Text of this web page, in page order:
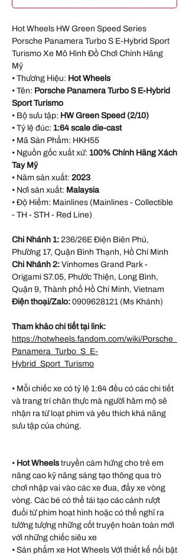
Hot Wheels HW Green Speed Series
Porsche Panamera Turbo S E-Hybrid Sport
Turismo Xe Mô Hình Đồ Chơi Chính Hãng
Mỹ
• Thương Hiệu: Hot Wheels
• Tên: Porsche Panamera Turbo S E-Hybrid
Sport Turismo
• Bộ sưu tập: HW Green Speed (2/10)
• Tỷ lệ đúc: 1:64 scale die-cast
• Mã Sản Phẩm: HKH55
• Nguồn gốc xuất xứ: 100% Chính Hãng Xách
Tay Mỹ
• Năm sản xuất: 2023
• Nơi sản xuất: Malaysia
• Độ Hiếm: Mainlines (Mainlines - Collectible
- TH - STH - Red Line)
Chi Nhánh 1: 236/26E Điện Biên Phủ,
Phường 17, Quận Bình Thạnh, Hồ Chí Minh
Chi Nhánh 2: Vinhomes Grand Park -
Origami S7.05, Phước Thiện, Long Bình,
Quận 9, Thành phố Hồ Chí Minh, Vietnam
Điện thoại/Zalo: 0909628121 (Ms Khánh)
Tham khảo chi tiết tại link:
https://hotwheels.fandom.com/wiki/Porsche_
Panamera_Turbo_S_E-
Hybrid_Sport_Turismo
• Mỗi chiếc xe có tỷ lệ 1:64 đều có các chi tiết
và trang trí chân thực mà người hâm mộ sẽ
nhận ra từ loạt phim và yêu thích khả năng
sưu tập của chúng.
• Hot Wheelstruyền cảm hứng cho trẻ em
nâng cao kỹ năng sáng tạo thông qua trò
chơi nhập vai vào các xe đua, đẩy xe vòng
vòng. Các bé có thể tái tạo các cảnh rượt
đuổi từ phim hoạt hình hoặc có thể nghĩ ra
tưởng tượng những cốt truyện hoàn toàn mới
với những chiếc siêu xe
• Sản phẩm xe Hot Wheels Với thiết kế nổi bật